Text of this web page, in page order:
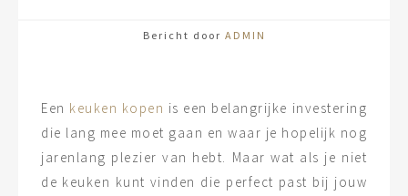
Bericht door ADMIN
Een keuken kopen is een belangrijke investering
die lang mee moet gaan en waar je hopelijk nog
jarenlang plezier van hebt. Maar wat als je niet
de keuken kunt vinden die perfect past bij jouw